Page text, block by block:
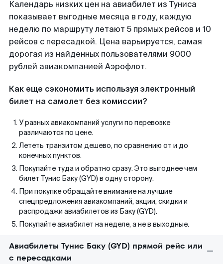
Календарь низких цен на авиабилет из Туниса
показывает выгодные месяца в году, каждую
неделю по маршруту летают 5 прямых рейсов и 10
рейсов с пересадкой. Цена варьируется, самая
дорогая из найденных пользователями 9000
рублей авиакомпанией Аэрофлот.
Как еще сэкономить используя электронный
билет на самолет без комиссии?
У разных авиакомпаний услуги по перевозке
различаются по цене.
Лететь транзитом дешево, по сравнению от и до
конечных пунктов.
Покупайте туда и обратно сразу. Это выгоднее чем
билет Тунис Баку (GYD) в одну сторону.
При покупке обращайте внимание на лучшие
спецпредложения авиакомпаний, акции, скидки и
распродажи авиабилетов из Баку (GYD).
Покупайте авиабилет на неделе, а не в выходные.
Авиабилеты Тунис Баку (GYD) прямой рейс или
с пересадками